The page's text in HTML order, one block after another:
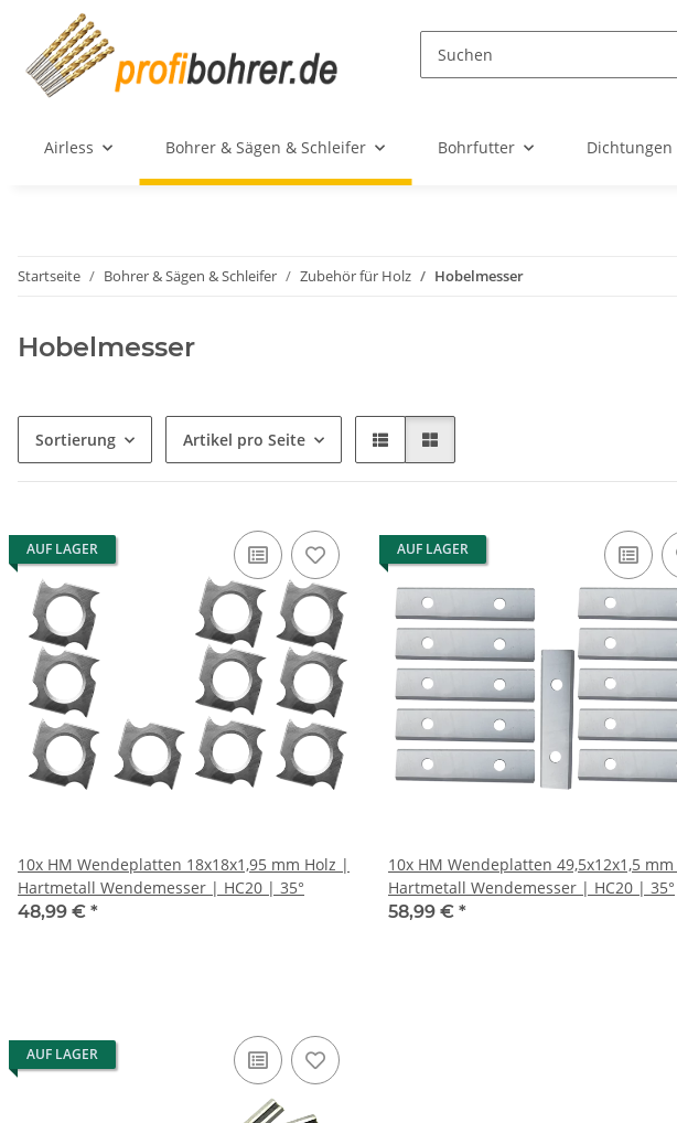
Airless Bohrer & Sägen & Schleifer Bohrfutter Dichtungen
Startseite Bohrer & Sägen & Schleifer Zubehör für Holz Hobelmesser
Hobelmesser
Sortierung Artikel pro Seite
AUF LAGER
10x HM Wendeplatten 18x18x1,95 mm Holz |
Hartmetall Wendemesser | HC20 | 35°
48,99 € *
AUF LAGER
10x HM Wendeplatten 49,5x12x1,5
Hartmetall Wendemesser | HC20 | 35°
58,99 € *
AUF LAGER